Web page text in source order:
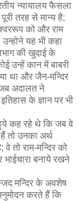
न्यायालय फैसला
तरह से मान्य है;
को और राम
यह भी कहा
की खुदाई के
उन्हें कान में बाबरी
था और जैन-मन्दिर
अदालत ने
के ज्ञान पर भी
हुये कह रहे थे कि जब वे
तो उनका अर्थ
तो राम-मन्दिर को
बनाये रखने
मन्दिर के अवशेष
करते हैं कि